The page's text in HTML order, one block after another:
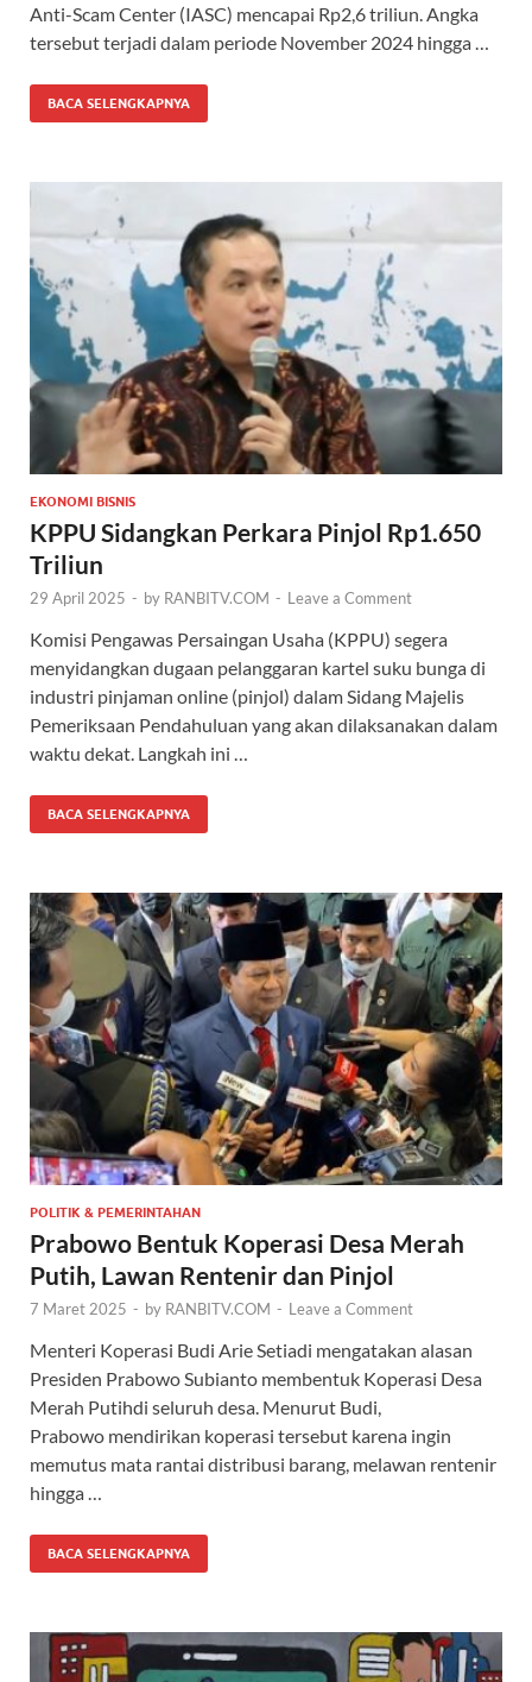
Anti-Scam Center (IASC) mencapai Rp2,6 triliun. Angka
tersebut terjadi dalam periode November 2024 hingga …
BACA SELENGKAPNYA
EKONOMI BISNIS
KPPU Sidangkan Perkara Pinjol Rp1.650
Triliun
29 April 2025 - by RANBITV.COM - Leave a Comment
Komisi Pengawas Persaingan Usaha (KPPU) segera
menyidangkan dugaan pelanggaran kartel suku bunga di
industri pinjaman online (pinjol) dalam Sidang Majelis
Pemeriksaan Pendahuluan yang akan dilaksanakan dalam
waktu dekat. Langkah ini …
BACA SELENGKAPNYA
POLITIK & PEMERINTAHAN
Prabowo Bentuk Koperasi Desa Merah
Putih, Lawan Rentenir dan Pinjol
7 Maret 2025 - by RANBITV.COM - Leave a Comment
Menteri Koperasi Budi Arie Setiadi mengatakan alasan
Presiden Prabowo Subianto membentuk Koperasi Desa
Merah Putihdi seluruh desa. Menurut Budi,
Prabowo mendirikan koperasi tersebut karena ingin
memutus mata rantai distribusi barang, melawan rentenir
hingga …
BACA SELENGKAPNYA